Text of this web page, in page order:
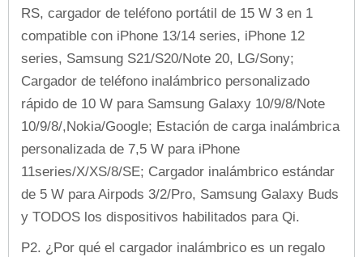
RS, cargador de teléfono portátil de 15 W 3 en 1
compatible con iPhone 13/14 series, iPhone 12
series, Samsung S21/S20/Note 20, LG/Sony;
Cargador de teléfono inalámbrico personalizado
rápido de 10 W para Samsung Galaxy 10/9/8/Note
10/9/8/,Nokia/Google; Estación de carga inalámbrica
personalizada de 7,5 W para iPhone
11series/X/XS/8/SE; Cargador inalámbrico estándar
de 5 W para Airpods 3/2/Pro, Samsung Galaxy Buds
y TODOS los dispositivos habilitados para Qi.
P2. ¿Por qué el cargador inalámbrico es un regalo